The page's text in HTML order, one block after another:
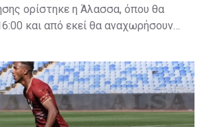
ορίστηκε η Άλασσα, όπου θα
και από εκεί θα αναχωρήσουν